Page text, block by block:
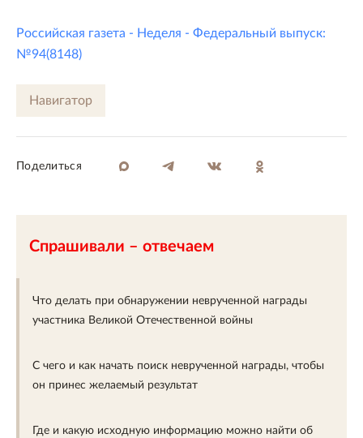
Российская газета - Неделя - Федеральный выпуск:
№94(8148)
Навигатор
поделиться
Спрашивали – отвечаем
Что делать при обнаружении неврученной награды
участника Великой Отечественной войны
С чего и как начать поиск неврученной награды, чтобы
он принес желаемый результат
Где и какую исходную информацию можно найти об